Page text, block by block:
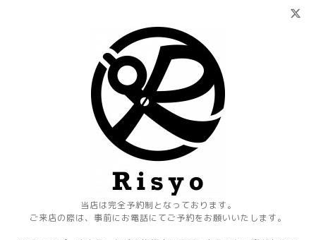
当店は完全予約制となっております。
ご来店の際は、事前にお電話にてご予約をお願いいたします。